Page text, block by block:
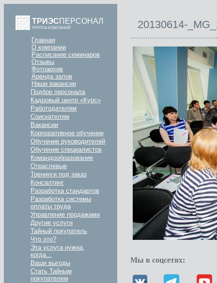
ТРИЭСПЕРСОНАЛ
ГРУППА КОМПАНИЙ
Главная
О компании
Расписание семинаров
Отзывы
Фотоархив
Аренда залов
Наши вакансии
Подбор персонала
Кадровый центр «Курс»
Работодателям
Соискателям
Вакансии
Корпоративное обучение
Обучение руководителей
Обучение специалистов
Командообразование
Отраслевые
Тренинги под заказ
Консалтинг
Разработка стандартов
Разработка системы
оплаты труда
Управление продажами
Другие услуги
Тайный покупатель
Что это?
Эта услуга нужна,
когда...
Ваши выгоды
Стать Тайным
покупателем
20130614-
Мы в соцсетях: